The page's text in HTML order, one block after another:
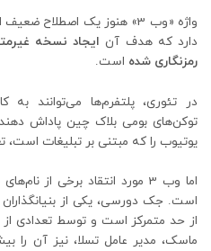
واژه «وب 3» هنوز یک اصطلاح
دارد که هدف آن ایجاد نسخه
رمزنگاری شده است.
در تئوری، پلتفرم‌ها می‌توانند به
توکن‌های بومی بلاک چین پاداش
یوتیوب را که مبتنی بر تبلیغات است،
اما وب 3 مورد انتقاد برخی از
است. جک دورسی، یکی از
از حد متمرکز است و توسط تعدادی از
ماسک، مدیر عامل تسلا، نیز آن را